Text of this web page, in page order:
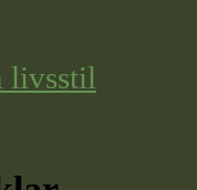
livsstil